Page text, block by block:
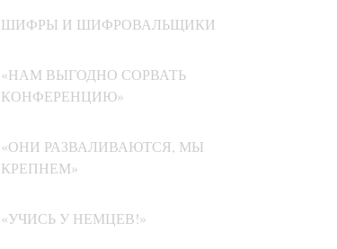
ШИФРЫ И ШИФРОВАЛЬЩИКИ
«НАМ ВЫГОДНО СОРВАТЬ
КОНФЕРЕНЦИЮ»
«ОНИ РАЗВАЛИВАЮТСЯ, МЫ
КРЕПНЕМ»
«УЧИСЬ У НЕМЦЕВ!»